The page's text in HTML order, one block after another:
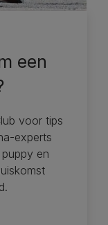
een
voor tips
experts
en